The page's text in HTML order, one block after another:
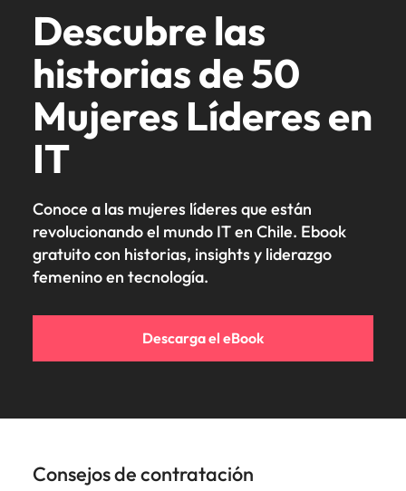
Descubre las
historias de 50
Mujeres Líderes en
IT
Conoce a las mujeres líderes que están
revolucionando el mundo IT en Chile. Ebook
gratuito con historias, insights y liderazgo
femenino en tecnología.
Descarga el eBook
Consejos de contratación